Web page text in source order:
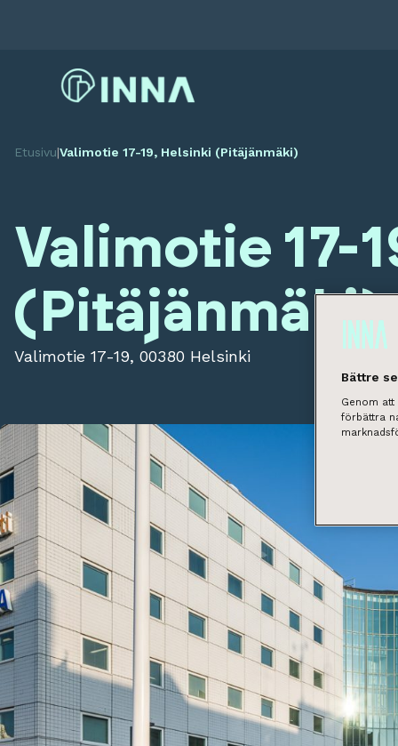
Etusivu|Valimotie 17-19, Helsinki (Pitäjänmäki)
Valimotie 17-
(Pitäjänmäki)
Valimotie 17-19, 00380 Helsinki
Bättre
Genom
förbättra